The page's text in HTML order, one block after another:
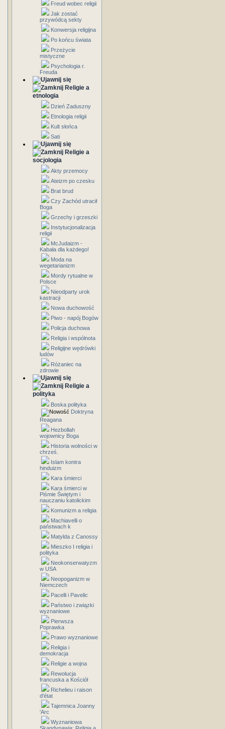
Freud wobec religii
Jak zostać
przywódcą sekty
Konwersja religijna
Po końcu świata
Przeżycie
mistyczne
Psychologia r.
Freuda
Religie a
etnologia
Dzień Zaduszny
Etnologia religii
Kult słońca
Sati
Religie a
socjologia
Akty przemocy
Ateizm po czesku
Brat brud
Czy Zachód utracił
Boga
Grzechy i grzeszki
Instytucjonalizacja
religii
McJudaizm -
Kabała dla każdego!
Moda na
wegetarianizm
Mordy rytualne w
Polsce
Nieodparty urok
kastracji
Nowa duchowość
Piwo - napój Bogów
Policja duchowa
Religia i wspólnota
Religijne wędrówki
ludów
Różaniec na
zdrowie
Religie a
polityka
Boska polityka
Doktryna
Reagana
Hezbollah
wojownicy Boga
Historia wolności w
chrześ.
Islam kontra
hinduizm
Kara śmierci
Kara śmierci w
Piśmie Świętym i
nauczaniu katolickim
Komunizm a religia
Machiavelli o
państwach k
Matylda z Canossy
Mieszko I religia i
polityka
Neokonserwatyzm
w USA
Neopoganizm w
Niemczech
Pacelli i Pavelic
Państwo i związki
wyznaniowe
Pierwsza
Poprawka
Prawo wyznaniowe
Religia i
demokracja
Religie a wojna
Rewolucja
francuska a Kościół
Richelieu i raison
d'état
Tajemnica Joanny
'Arc
Wyznaniowa